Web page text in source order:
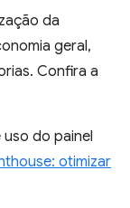
da
geral,
Confira a
do painel
otimizar